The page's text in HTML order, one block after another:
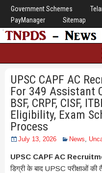
Government Schemes
PayManager
Sitemap
UPSC CAPF AC
For 349 Assistant
BSF, CRPF, CISF,
Eligibility, Exam
Process
July 13, 2026 News
UPSC CAPF AC
डिग्री के बाद UPSC परीक्षाओं